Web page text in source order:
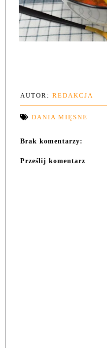
AUTOR: REDAKCJA
DANIA MIĘSNE
Brak komentarzy:
Prześlij komentarz